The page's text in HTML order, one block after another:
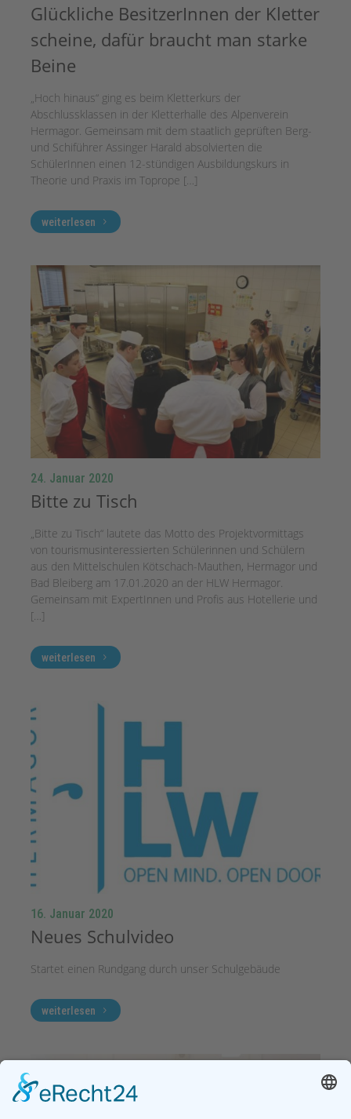
Glückliche BesitzerInnen der Kletter
scheine, dafür braucht man starke
Beine
„Hoch hinaus“ ging es beim Kletterkurs der
Abschlussklassen in der Kletterhalle des Alpenverein
Hermagor. Gemeinsam mit dem staatlich geprüften Berg-
und Schiführer Assinger Harald absolvierten die
SchülerInnen einen 12-stündigen Ausbildungskurs in
Theorie und Praxis im Toprope […]
weiterlesen
24. Januar 2020
Bitte zu Tisch
„Bitte zu Tisch“ lautete das Motto des Projektvormittags
von tourismusinteressierten Schülerinnen und Schülern
aus den Mittelschulen Kötschach-Mauthen, Hermagor und
Bad Bleiberg am 17.01.2020 an der HLW Hermagor.
Gemeinsam mit ExpertInnen und Profis aus Hotellerie und
[…]
weiterlesen
16. Januar 2020
Neues Schulvideo
Startet einen Rundgang durch unser Schulgebäude
weiterlesen